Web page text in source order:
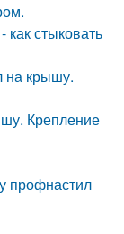
как стыковать
на крышу.
Крепление
профнастил